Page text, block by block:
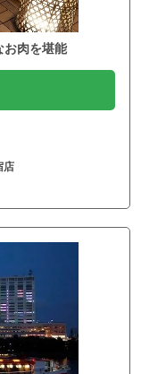
お肉を堪能
店